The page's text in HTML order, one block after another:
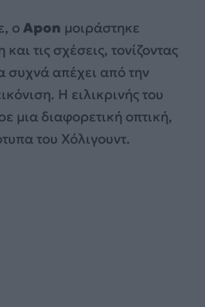
οApon μοιράστηκε
τις σχέσεις, τονίζοντας
συχνά απέχει από την
Η ειλικρινής του
μια διαφορετική οπτική,
του Χόλιγουντ.